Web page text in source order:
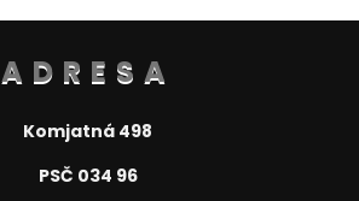
ADRESA
Komjatná 498
PSČ 034 96